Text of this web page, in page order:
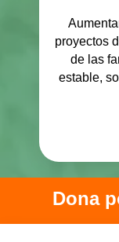
proyectos
de las
estable,
Dona